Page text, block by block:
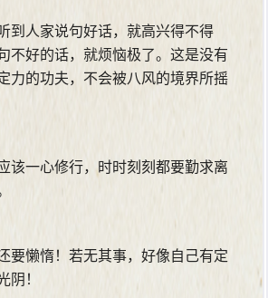
到人家说句好话，就高兴得不得
不好的话，就烦恼极了。这是没有
力的功夫，不会被八风的境界所摇
该一心修行，时时刻刻都要勤求离
要懒惰！若无其事，好像自己有定
阴！